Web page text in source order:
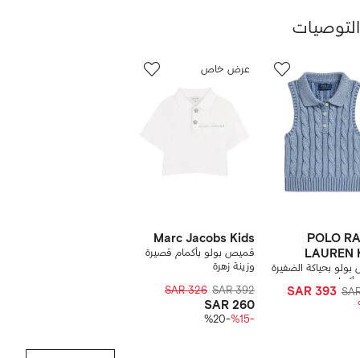
التوصيات
POLO
LAUREN
بحياكة الضفيرة
SAR 393
من
عرض خاص
Marc Jacobs Kids
قميص بولو بأكمام قصيرة
وزينة زهرة
SAR 392
SAR 326
SAR 260
-%15
-%20